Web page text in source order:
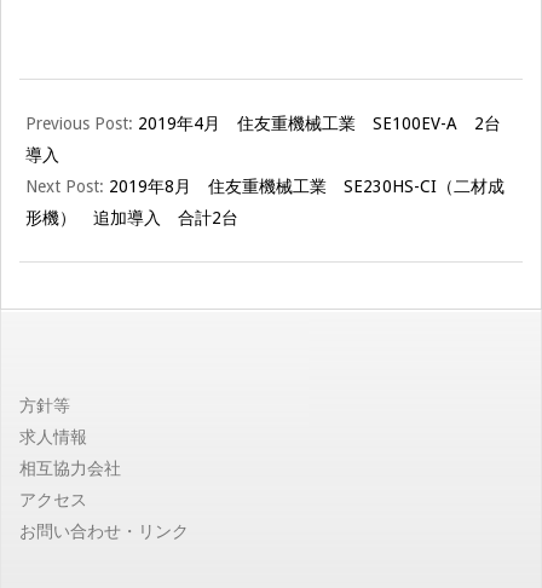
ミ
テ
ク
ニ
【公
式
サ
06-
12
Previous Post: 2019年4月 住友重機械工業 SE100EV-A 2台
導入
Next Post: 2019年8月 住友重機械工業 SE230HS-CI（二材成
形機） 追加導入 合計2台
方針等
求人情報
相互協力会社
アクセス
お問い合わせ・リンク